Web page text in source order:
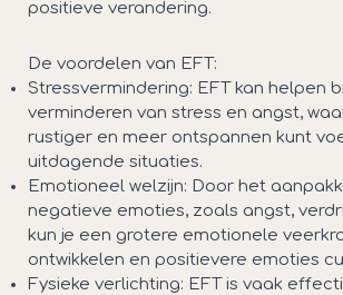
positieve verandering.
De voordelen van EFT:
Stressvermindering: EFT kan helpen
verminderen van stress en angst,
rustiger en meer ontspannen kunt
uitdagende situaties.
Emotioneel welzijn: Door het
negatieve emoties, zoals angst,
kun je een grotere emotionele
ontwikkelen en positievere emoties
Fysieke verlichting: EFT is vaak